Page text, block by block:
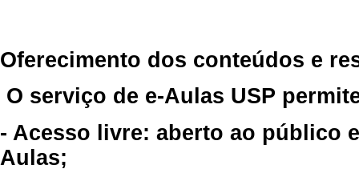
Oferecimento dos conteúdos e
O serviço de e-Aulas USP
- Acesso livre: aberto ao público
Aulas;